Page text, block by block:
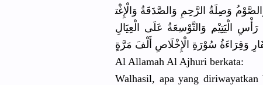
ُ وَصِلَةُ الرَّحِمِ وَالصَّدَقَةُ وَالْإِغْت
الْيَتِيْم ِ وَالتَّوْسِعَةُ عَلَى الْعِيَالِ
رِ وَقِرَاءَة ُ سُوْرَةِ الْإِخْلَاصِ أَلْفَ مَرَّةٍ
Al Allamah Al Ajhuri berkata:
Walhasil, apa yang diriwayatkan